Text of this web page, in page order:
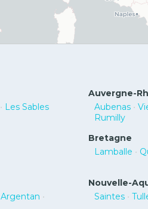
• Les Sables
Auvergne-
Aubenas •
Rumilly
Bretagne
Lamballe •
Argentan •
Nouvelle-
Saintes •